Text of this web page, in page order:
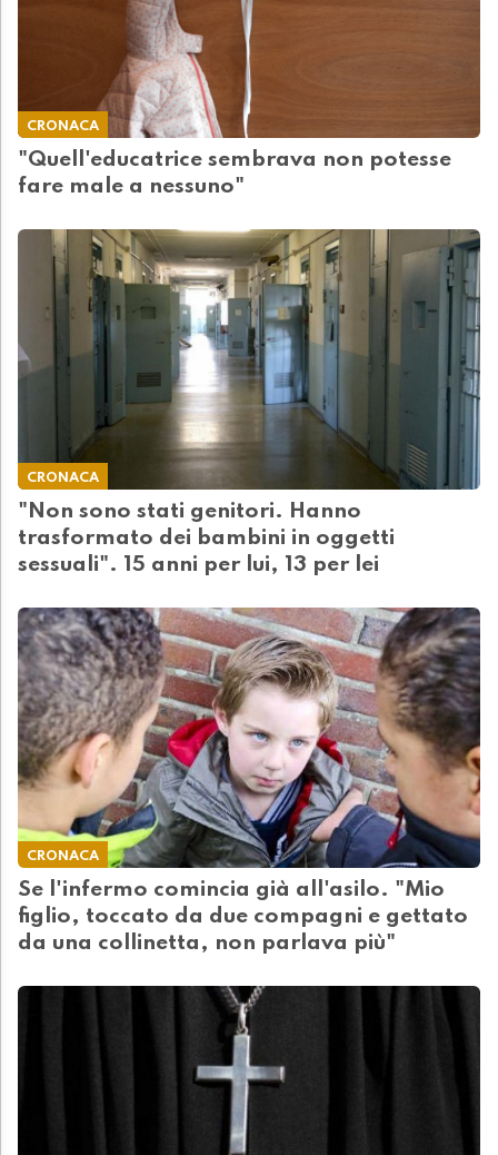
CRONACA
"Quell'educatrice sembrava non potesse
fare male a nessuno"
CRONACA
"Non sono stati genitori. Hanno
trasformato dei bambini in oggetti
sessuali". 15 anni per lui, 13 per lei
CRONACA
Se l'infermo comincia già all'asilo. "Mio
figlio, toccato da due compagni e gettato
da una collinetta, non parlava più"